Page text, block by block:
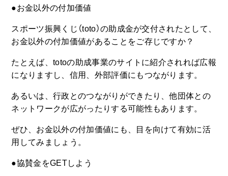
●お金以外の付加価値
スポーツ振興くじ（toto）の助成金が交付されたとして、
お金以外の付加価値があることをご存じですか？
たとえば、totoの助成事業のサイトに紹介されれば広報
になりますし、信用、外部評価にもつながります。
あるいは、行政とのつながりができたり、他団体との
ネットワークが広がったりする可能性もあります。
ぜひ、お金以外の付加価値にも、目を向けて有効に活
用してみましょう。
●協賛金をGETしよう